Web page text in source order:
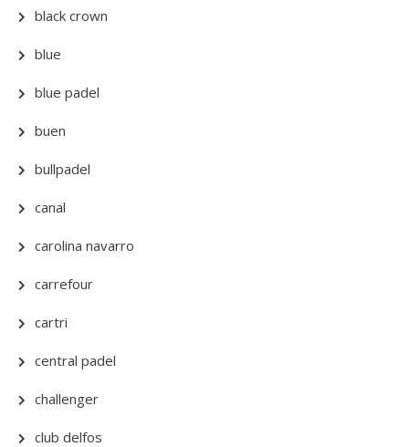
black crown
blue
blue padel
buen
bullpadel
canal
carolina navarro
carrefour
cartri
central padel
challenger
club delfos